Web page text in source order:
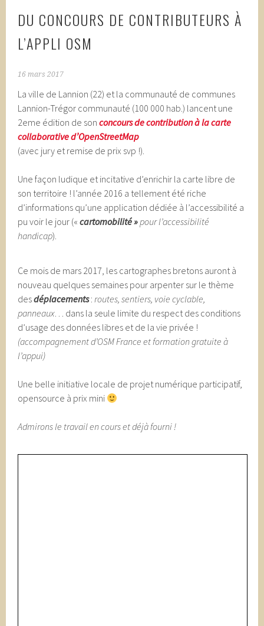
DU CONCOURS DE CONTRIBUTEURS À
L’APPLI OSM
16 mars 2017
La ville de Lannion (22) et la communauté de communes
Lannion-Trégor communauté (100 000 hab.) lancent une
2eme édition de sonconcours de contribution à la carte
collaborative d’OpenStreetMap
(avec jury et remise de prix svp !).
Une façon ludique et incitative d’enrichir la carte libre de
son territoire ! l’année 2016 a tellement été riche
d’informations qu’une application dédiée à l’accessibilité a
pu voir le jour («cartomobilité »pour l’accessibilité
handicap).
Ce mois de mars 2017, les cartographes bretons auront à
nouveau quelques semaines pour arpenter sur le thème
desdéplacements:routes, sentiers, voie cyclable,
panneaux… dans la seule limite du respect des conditions
d’usage des données libres et de la vie privée !
(accompagnement d’OSM France et formation gratuite à
l’appui)
Une belle initiative locale de projet numérique participatif,
opensource à prix mini
Admirons le travail en cours et déjà fourni !